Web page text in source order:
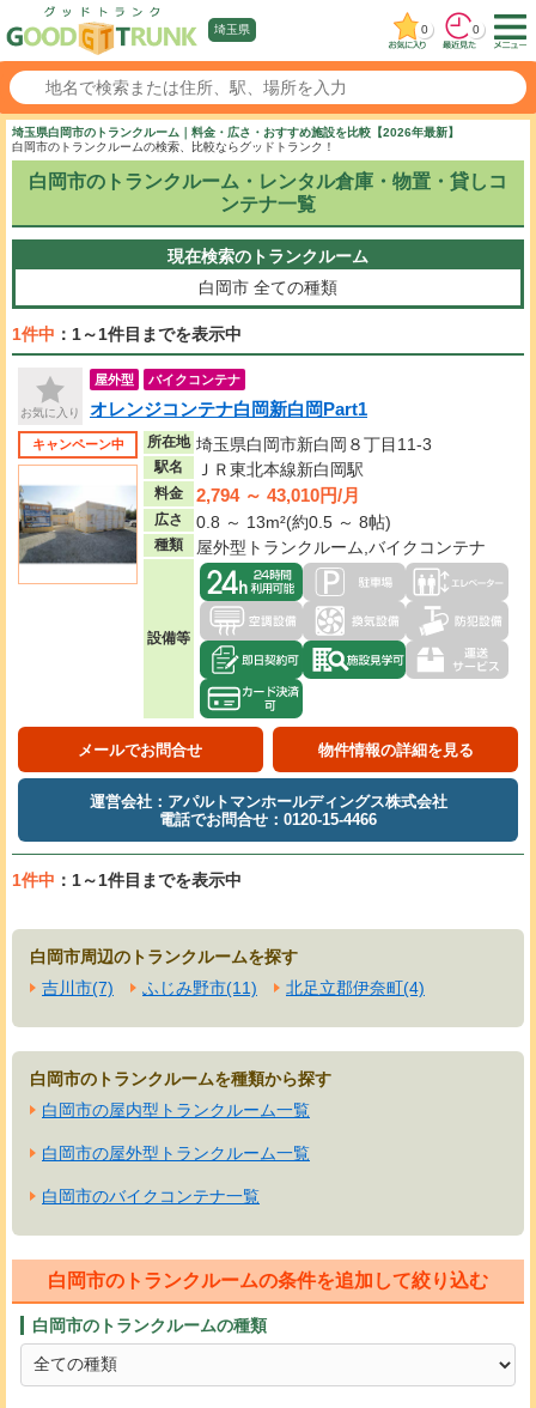
埼玉県 0 0
埼玉県白岡市のトランクルーム｜料金・広さ・おすすめ施設を比較【2026年最新】
白岡市のトランクルームの検索、比較ならグッドトランク！
白岡市のトランクルーム・レンタル倉庫・物置・貸しコ
ンテナ一覧
現在検索のトランクルーム
白岡市 全ての種類
1件中 ：1～1件目までを表示中
お気に入り
屋外型 バイクコンテナ
オレンジコンテナ白岡新白岡Part1
キャンペーン中 所在地 埼玉県白岡市新白岡８丁目11-3
駅名 ＪＲ東北本線新白岡駅
料金 2,794 ～ 43,010円/月
広さ 0.8 ～ 13m²(約0.5 ～ 8帖)
種類 屋外型トランクルーム,バイクコンテナ
設備等
メールでお問合せ 物件情報の詳細を見る
運営会社：アパルトマンホールディングス株式会社
電話でお問合せ：0120-15-4466
1件中 ：1～1件目までを表示中
白岡市周辺のトランクルームを探す
吉川市(7)
ふじみ野市(11) 北足立郡伊奈町(4)
白岡市のトランクルームを種類から探す
白岡市の屋内型トランクルーム一覧
白岡市の屋外型トランクルーム一覧
白岡市のバイクコンテナ一覧
白岡市のトランクルームの条件を追加して絞り込む
白岡市のトランクルームの種類